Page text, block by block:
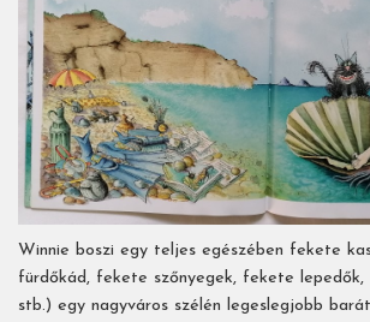
Winnie boszi egy teljes egészében fekete
fürdőkád, fekete szőnyegek, fekete lepedők,
stb.) egy nagyváros szélén legeslegjobb